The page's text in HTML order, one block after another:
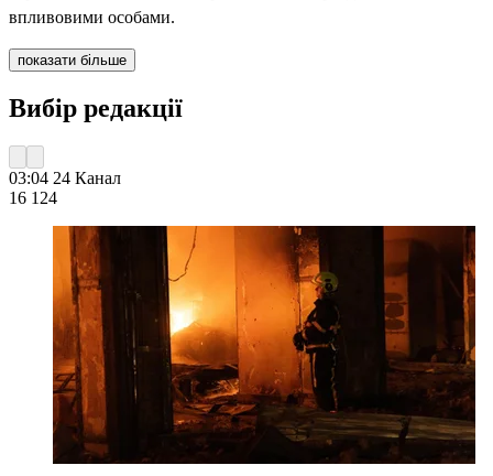
впливовими особами.
показати більше
Вибір редакції
03:04 24 Канал
16 124